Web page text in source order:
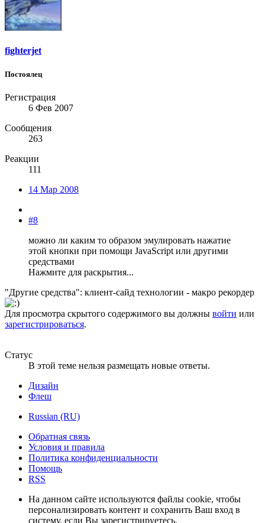
fighterjet
Постоялец
Регистрация
6 Фев 2007
Сообщения
263
Реакции
111
14 Мар 2008
#8
можно ли каким то образом эмулировать нажатие
этой кнопки при помощи JavaScript или другими
средствами
Нажмите для раскрытия...
"Другие средства": клиент-сайд технологии - макро рекордер
Для просмотра скрытого содержимого вы должны войти или
зарегистрироваться.
Статус
В этой теме нельзя размещать новые ответы.
Дизайн
Флеш
Russian (RU)
Обратная связь
Условия и правила
Политика конфиденциальности
Помощь
RSS
На данном сайте используются файлы cookie, чтобы
персонализировать контент и сохранить Ваш вход в
систему, если Вы зарегистрируетесь.